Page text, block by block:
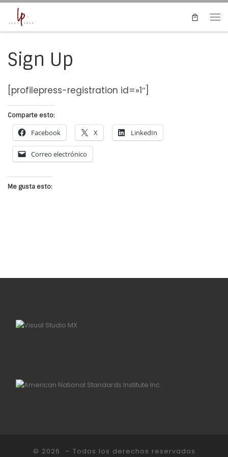
Saltar al contenido
Sign Up
[profilepress-registration id=»1″]
Comparte esto:
Facebook X LinkedIn
Correo electrónico
Me gusta esto:
© 2026 – Todos los derechos reservados